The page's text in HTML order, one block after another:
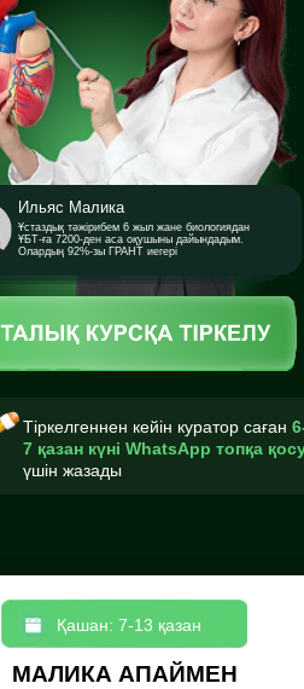
Тіркелгеннен кейін куратор саған
7 қазан күні WhatsApp топқа
үшін жазады
Ильяс Малика
Ұстаздық тәжірибем 6 жыл жане биологиядан
ҰБТ-ға 7200-ден аса оқушыны дайындадым.
Олардың 92%-зы ГРАНТ иегері
МАЛИКА АПАЙМЕН
Қашан: 7-13 қазан